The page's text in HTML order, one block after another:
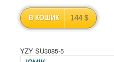
В КОШИК 144 $
YZY SU3085-5